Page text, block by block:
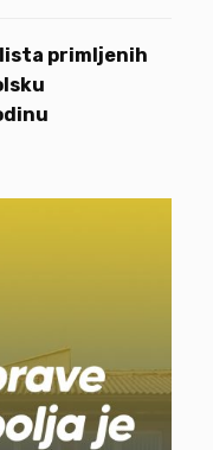
primljenih